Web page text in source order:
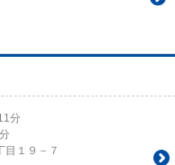
分
目１９－７